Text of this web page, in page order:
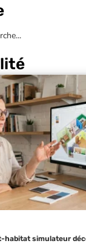
habitat simulateur